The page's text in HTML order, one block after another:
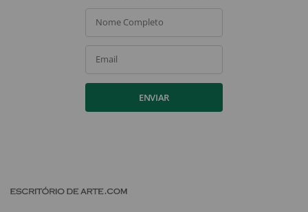
Nome Completo
Email
ENVIAR